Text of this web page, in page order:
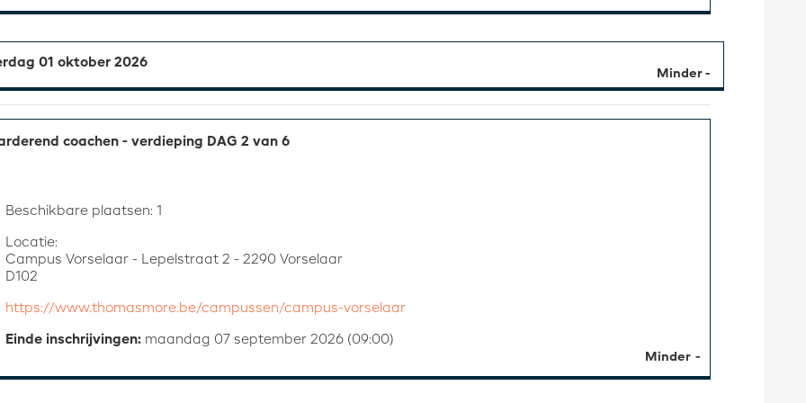
01 oktober 2026
coachen - verdieping DAG 2 van 6
Minder
Beschikbare plaatsen: 1
Locatie:
Campus Vorselaar - Lepelstraat 2 - 2290 Vorselaar
D102
https://www.thomasmore.be/campussen/campus-vorselaar
Einde inschrijvingen: maandag 07 september 2026 (09:00)